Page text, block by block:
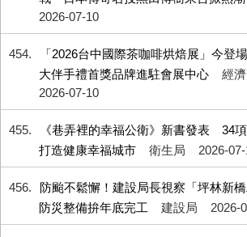
2026-07-10
454
「2026台中國際茶咖啡烘焙展」今
大伴手禮首獎品牌進駐會展中心
經
2026-07-10
455
《巷弄裡的幸福公衛》新書發表 34
打造健康幸福城市
衛生局 2026-
456
防颱不鬆懈！建設局長視察「坪林新
防災整備拚年底完工
建設局 2026-